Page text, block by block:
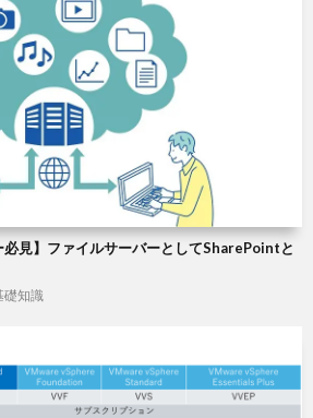
見】ファイルサーバーとしてSharePointと
礎知識